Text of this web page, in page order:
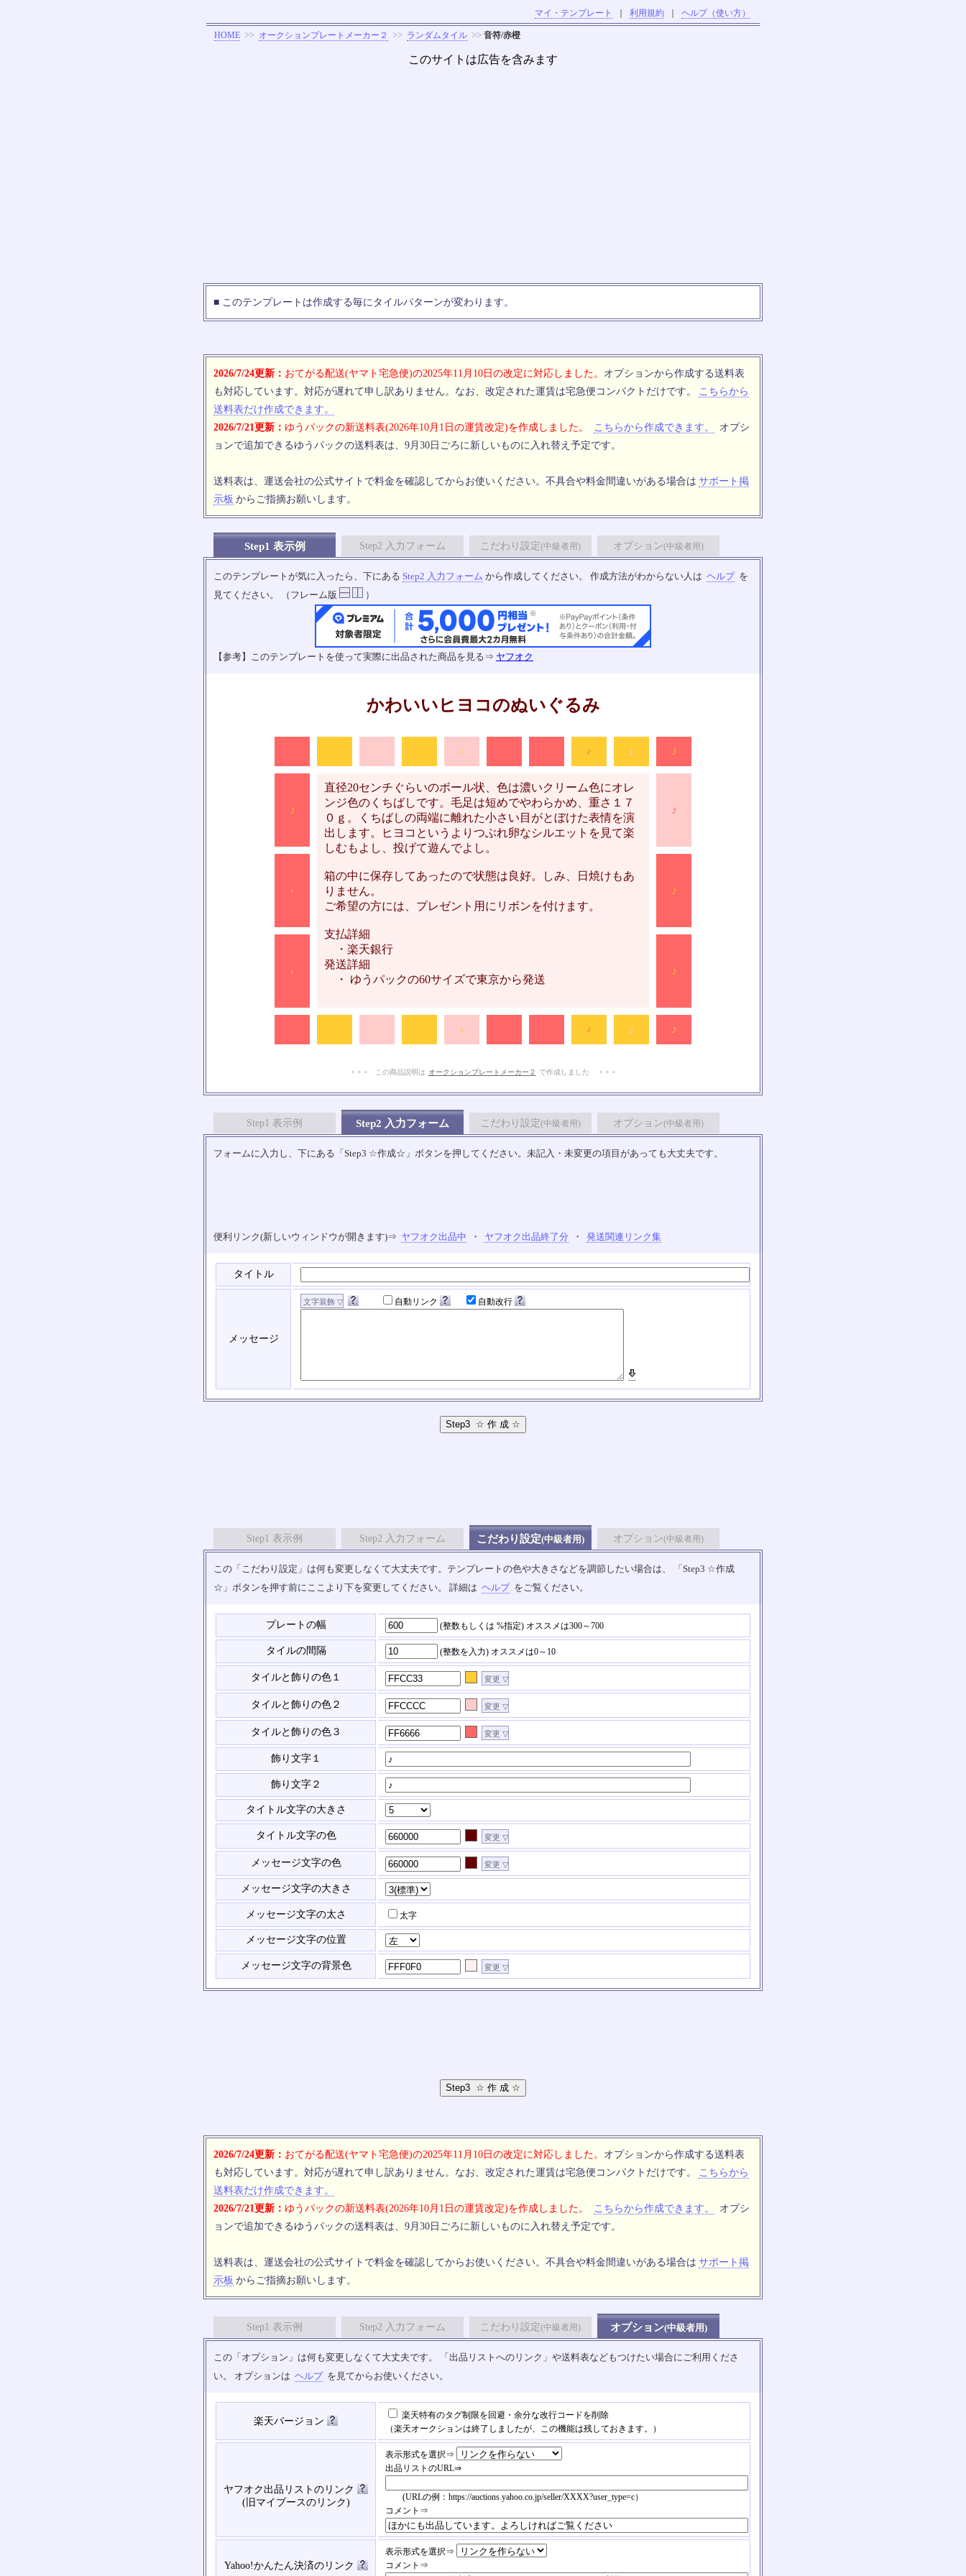
マイ・テンプレート 利用規約 ヘルプ（使い方）
HOME >> オークションプレートメーカー２ >> ランダムタイル >> 音符/赤橙
このサイトは広告を含みます
■ このテンプレートは作成する毎にタイルパターンが変わります。
2026/7/24更新： おてがる配送(ヤマト宅急便)の2025年11月10日の改定に対応しました。 オプションから作成する送料表
も対応しています。対応が遅れて申し訳ありません。なお、改定された運賃は宅急便コンパクトだけです。
こちらから
送料表だけ作成できます。
2026/7/21更新： ゆうパックの新送料表(2026年10月1日の運賃改定)を作成しました。 こちらから作成できます。
オプシ
ョンで追加できるゆうパックの送料表は、9月30日ごろに新しいものに入れ替え予定です。
送料表は、運送会社の公式サイトで料金を確認してからお使いください。不具合や料金間違いがある場合は サポート掲
示板 からご指摘お願いします。
Step1 表示例 Step2 入力フォーム こだわり設定(中級者用) オプション(中級者用)
このテンプレートが気に入ったら、下にある Step2 入力フォーム から作成してください。 作成方法がわからない人は ヘルプ を
見てください。 （フレーム版
）
【参考】このテンプレートを使って実際に出品された商品を見る⇒ ヤフオク
かわいいヒヨコのぬいぐるみ
♪ ♪ ♪ ♪
♪
直径20センチぐらいのボール状、色は濃いクリーム色にオレ
ンジ色のくちばしです。毛足は短めでやわらかめ、重さ１７
０ｇ。くちばしの両端に離れた小さい目がとぼけた表情を演
出します。ヒヨコというよりつぶれ卵なシルエットを見て楽
しむもよし、投げて遊んでよし。
箱の中に保存してあったので状態は良好。しみ、日焼けもあ
りません。
ご希望の方には、プレゼント用にリボンを付けます。
支払詳細
・楽天銀行
発送詳細
・ ゆうパックの60サイズで東京から発送
♪
♪ ♪
♪ ♪
♪ ♪ ♪ ♪
+ + + この商品説明は オークションプレートメーカー２ で作成しました + + +
Step1 表示例 Step2 入力フォーム こだわり設定(中級者用) オプション(中級者用)
フォームに入力し、下にある「Step3 ☆作成☆」ボタンを押してください。未記入・未変更の項目があっても大丈夫です。
便利リンク(新しいウィンドウが開きます)⇒ ヤフオク出品中 ・ ヤフオク出品終了分 ・ 発送関連リンク集
タイトル
メッセージ
自動リンク 自動改行
Step1 表示例 Step2 入力フォーム こだわり設定(中級者用) オプション(中級者用)
この「こだわり設定」は何も変更しなくて大丈夫です。テンプレートの色や大きさなどを調節したい場合は、 「Step3 ☆作成
☆」ボタンを押す前にここより下を変更してください。 詳細は ヘルプ をご覧ください。
プレートの幅 (整数もしくは %指定) オススメは300～700
タイルの間隔 (整数を入力) オススメは0～10
タイルと飾りの色１
タイルと飾りの色２
タイルと飾りの色３
飾り文字１
飾り文字２
タイトル文字の大きさ
タイトル文字の色
メッセージ文字の色
メッセージ文字の大きさ
メッセージ文字の太さ 太字
メッセージ文字の位置
メッセージ文字の背景色
2026/7/24更新： おてがる配送(ヤマト宅急便)の2025年11月10日の改定に対応しました。 オプションから作成する送料表
も対応しています。対応が遅れて申し訳ありません。なお、改定された運賃は宅急便コンパクトだけです。
こちらから
送料表だけ作成できます。
2026/7/21更新： ゆうパックの新送料表(2026年10月1日の運賃改定)を作成しました。 こちらから作成できます。
オプシ
ョンで追加できるゆうパックの送料表は、9月30日ごろに新しいものに入れ替え予定です。
送料表は、運送会社の公式サイトで料金を確認してからお使いください。不具合や料金間違いがある場合は サポート掲
示板 からご指摘お願いします。
Step1 表示例 Step2 入力フォーム こだわり設定(中級者用) オプション(中級者用)
この「オプション」は何も変更しなくて大丈夫です。 「出品リストへのリンク」や送料表などもつけたい場合にご利用くださ
い。 オプションは ヘルプ を見てからお使いください。
楽天バージョン
楽天特有のタグ制限を回避・余分な改行コードを削除
（楽天オークションは終了しましたが、この機能は残しておきます。）
ヤフオク出品リストのリンク
(旧マイブースのリンク)
表示形式を選択⇒
出品リストのURL⇒
(URLの例：https://auctions.yahoo.co.jp/seller/XXXX?user_type=c）
コメント⇒
Yahoo!かんたん決済のリンク
表示形式を選択⇒
コメント⇒